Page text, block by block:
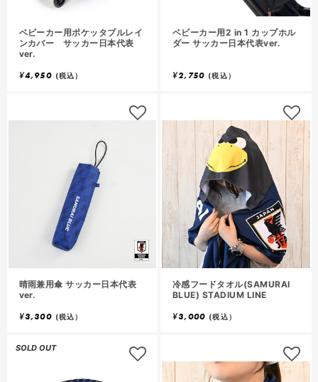
ベビーカー用ポケッタブルレイ
ンカバー サッカー日本代表
ver.
¥4,950 (税込）
ベビーカー用2 in 1 カップホル
ダー サッカー日本代表ver.
¥2,750 (税込）
晴雨兼用傘 サッカー日本代表
ver.
¥3,300 (税込）
冷感フードタオル(SAMURAI
BLUE) STADIUM LINE
¥3,000 (税込）
SOLD OUT